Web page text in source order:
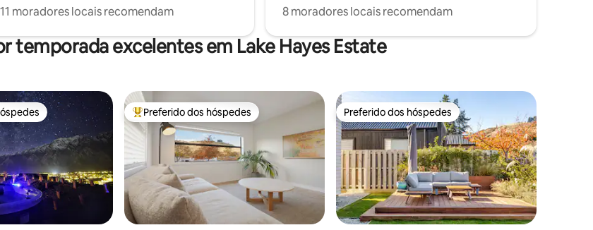
11 moradores locais recomendam
8 moradores locais recomendam
temporada excelentes em Lake Hayes Estate
preferidos dos hóspedes Entre os melhores preferidos dos hóspedes
Preferido dos hóspedes Preferido dos hóspedes
Preferido dos hóspedes